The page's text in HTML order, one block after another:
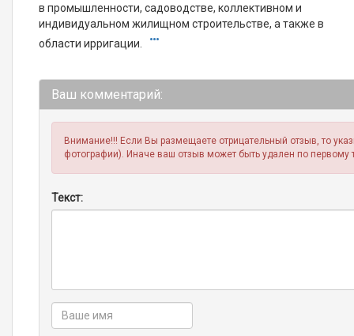
в промышленности, садоводстве, коллективном и
индивидуальном жилищном строительстве, а также в
области ирригации.
Ваш комментарий:
Внимание!!! Если Вы размещаете отрицательный отзыв, то
фотографии). Иначе ваш отзыв может быть удален по первому
Текст: